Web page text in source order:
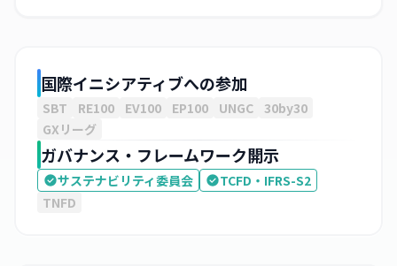
国際イニシアティブへの参加
SBT RE100 EV100 EP100 UNGC 30by30
GXリーグ
ガバナンス・フレームワーク開示
サステナビリティ委員会
TCFD・IFRS-S2
TNFD